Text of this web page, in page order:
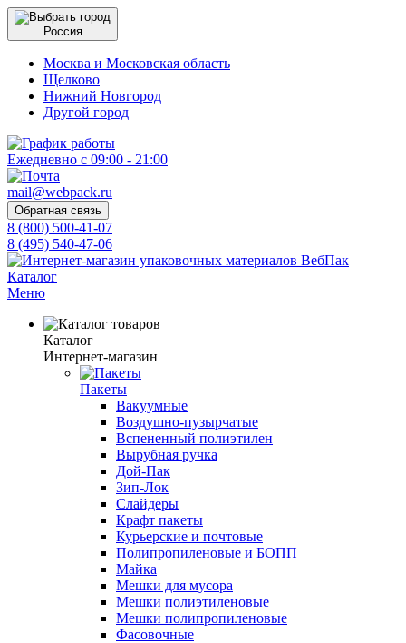
Россия
Москва и Московская область
Щелково
Нижний Новгород
Другой город
Ежедневно с 09:00 - 21:00
mail@webpack.ru
Обратная связь
8 (800) 500-41-07
8 (495) 540-47-06
Каталог
Меню
Каталог
Интернет-магазин
Пакеты
Вакуумные
Воздушно-пузырчатые
Вспененный полиэтилен
Вырубная ручка
Дой-Пак
Зип-Лок
Слайдеры
Крафт пакеты
Курьерские и почтовые
Полипропиленовые и БОПП
Майка
Мешки для мусора
Мешки полиэтиленовые
Мешки полипропиленовые
Фасовочные